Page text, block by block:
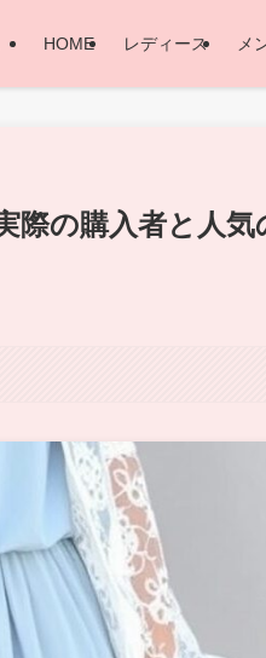
HOME レディース メ
際の購入者と人気